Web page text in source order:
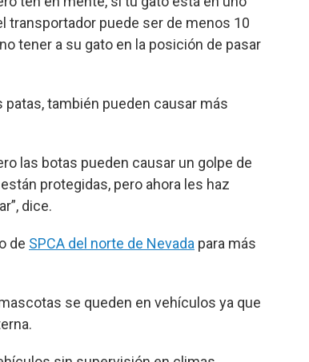
transportador puede ser de menos 10
tener a su gato en la posición de pasar
también pueden causar más
las botas pueden causar un golpe de
protegidas, pero ahora les haz
dice.
de SPCA del norte de Nevada para más
se queden en vehículos ya que